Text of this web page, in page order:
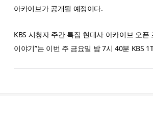
아카이브가 공개될 예정이다.
KBS 시청자 주간 특집 현대사 아카이브 오픈
이야기”는 이번 주 금요일 밤 7시 40분 KBS